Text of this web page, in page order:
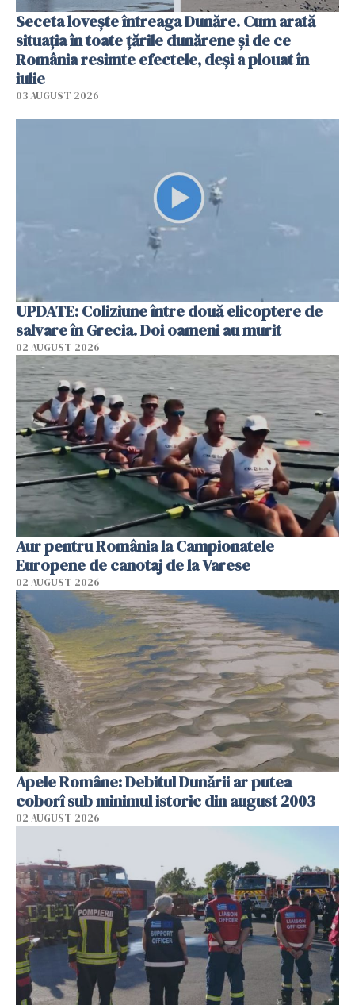
Seceta lovește întreaga Dunăre. Cum arată
situația în toate țările dunărene și de ce
România resimte efectele, deși a plouat în
iulie
03 AUGUST 2026
UPDATE: Coliziune între două elicoptere de
salvare în Grecia. Doi oameni au murit
02 AUGUST 2026
Aur pentru România la Campionatele
Europene de canotaj de la Varese
02 AUGUST 2026
Apele Române: Debitul Dunării ar putea
coborî sub minimul istoric din august 2003
02 AUGUST 2026